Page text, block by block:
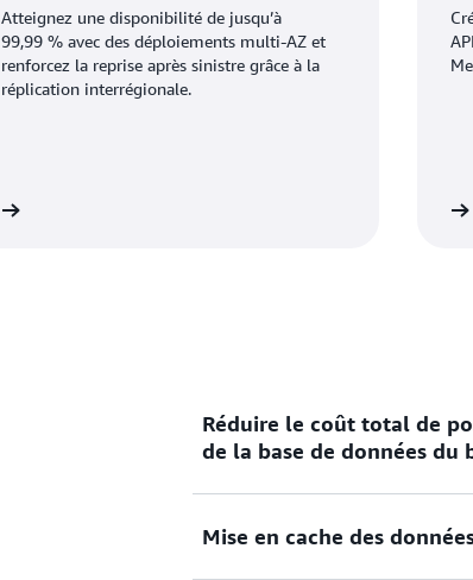
Atteignez une disponibilité de jusqu’à
99,99 % avec des déploiements multi-AZ et
renforcez la reprise après sinistre grâce à la
réplication interrégionale.
Réduire le coût total de
de la base de données du
Mettez vos données en
Mise en cache des